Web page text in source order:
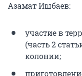
Азамат Ишбаев:
участие в
(часть 2
колонии;